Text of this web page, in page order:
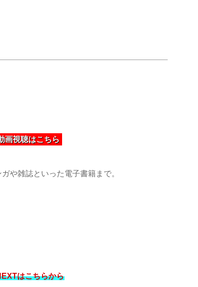
画視聴はこちら
や雑誌といった電子書籍まで。
はこちらから